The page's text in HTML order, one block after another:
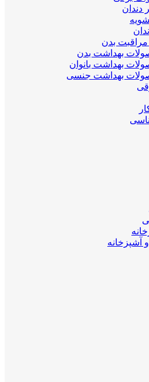
دندان
بدن
بهداشت بدن
بهداشت بانوان
بهداشت جنسی
آشپزخانه